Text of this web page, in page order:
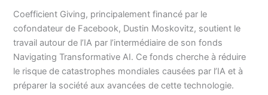
Coefficient Giving, principalement financé par le
cofondateur de Facebook, Dustin Moskovitz, soutient le
travail autour de l’IA par l’intermédiaire de son fonds
Navigating Transformative AI. Ce fonds cherche à réduire
le risque de catastrophes mondiales causées par l’IA et à
préparer la société aux avancées de cette technologie.